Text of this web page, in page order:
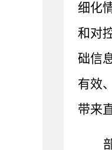
细化
和对
础信
有效
带来